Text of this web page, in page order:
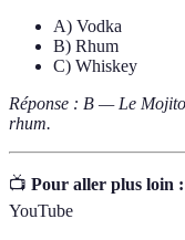
A) Vodka
B) Rhum
C) Whiskey
Réponse : B — Le
rhum.
📺 Pour aller plus loin :
YouTube